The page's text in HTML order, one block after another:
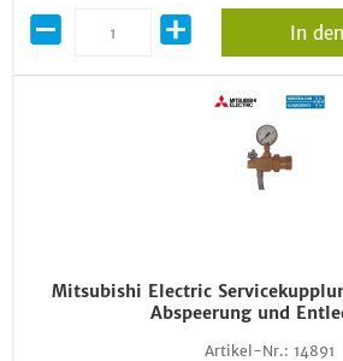
In
Mitsubishi Electric
Abspeerung und
Artikel-Nr.: 14891